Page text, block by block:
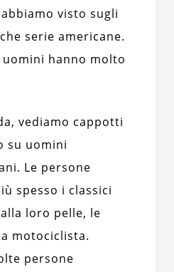
visto sugli
serie americane.
hanno molto
vediamo cappotti
su uomini
Le persone
spesso i classici
loro pelle, le
motociclista.
persone